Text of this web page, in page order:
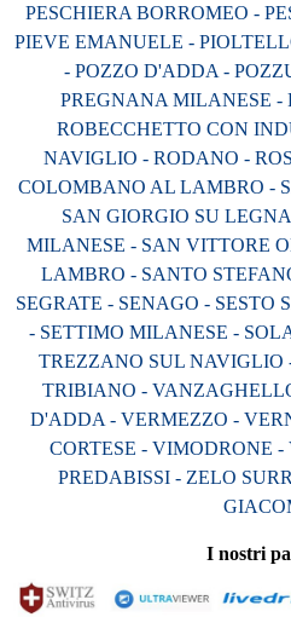
PESCHIERA BORROMEO -
PIEVE EMANUELE -
- POZZO D'ADDA -
PREGNANA MILANESE -
ROBECCHETTO CON
NAVIGLIO - RODANO -
COLOMBANO AL LAMBRO -
SAN GIORGIO SU
MILANESE - SAN VITTORE
LAMBRO - SANTO
SEGRATE - SENAGO -
- SETTIMO MILANESE -
TREZZANO SUL
TRIBIANO -
D'ADDA - VERMEZZO -
CORTESE - VIMODRONE
PREDABISSI - ZELO
I nostri